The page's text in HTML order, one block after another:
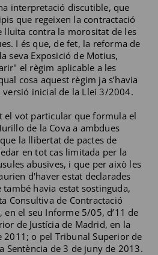
interpretació discutible, que
que regeixen la contractació
lluita contra la morositat de les
I és que, de fet, la reforma de
seva Exposició de Motius,
el règim aplicable a les
cosa aquest règim ja s’havia
inicial de la Llei 3/2004.
el vot particular que formula el
de la Cova a ambdues
la llibertat de pactes de
en tot cas limitada per la
abusives, i que per això les
d'haver estat declarades
també havia estat sostinguda,
Consultiva de Contractació
el seu Informe 5/05, d’11 de
de Justícia de Madrid, en la
2011; o pel Tribunal Superior de
Sentència de 3 de juny de 2013.